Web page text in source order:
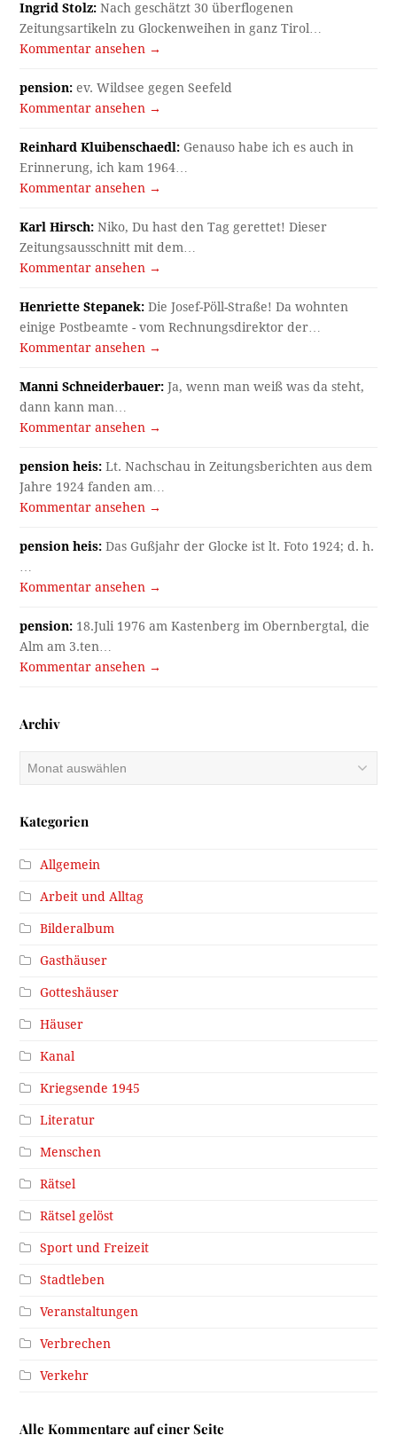
Ingrid Stolz: Nach geschätzt 30 überflogenen
Zeitungsartikeln zu Glockenweihen in ganz Tirol…
Kommentar ansehen →
pension: ev. Wildsee gegen Seefeld
Kommentar ansehen →
Reinhard Kluibenschaedl: Genauso habe ich es auch in
Erinnerung, ich kam 1964…
Kommentar ansehen →
Karl Hirsch: Niko, Du hast den Tag gerettet! Dieser
Zeitungsausschnitt mit dem…
Kommentar ansehen →
Henriette Stepanek: Die Josef-Pöll-Straße! Da wohnten
einige Postbeamte - vom Rechnungsdirektor der…
Kommentar ansehen →
Manni Schneiderbauer: Ja, wenn man weiß was da steht,
dann kann man…
Kommentar ansehen →
pension heis: Lt. Nachschau in Zeitungsberichten aus dem
Jahre 1924 fanden am…
Kommentar ansehen →
pension heis: Das Gußjahr der Glocke ist lt. Foto 1924; d. h.
…
Kommentar ansehen →
pension: 18.Juli 1976 am Kastenberg im Obernbergtal, die
Alm am 3.ten…
Kommentar ansehen →
Archiv
Archiv
Kategorien
Allgemein
Arbeit und Alltag
Bilderalbum
Gasthäuser
Gotteshäuser
Häuser
Kanal
Kriegsende 1945
Literatur
Menschen
Rätsel
Rätsel gelöst
Sport und Freizeit
Stadtleben
Veranstaltungen
Verbrechen
Verkehr
Alle Kommentare auf einer Seite